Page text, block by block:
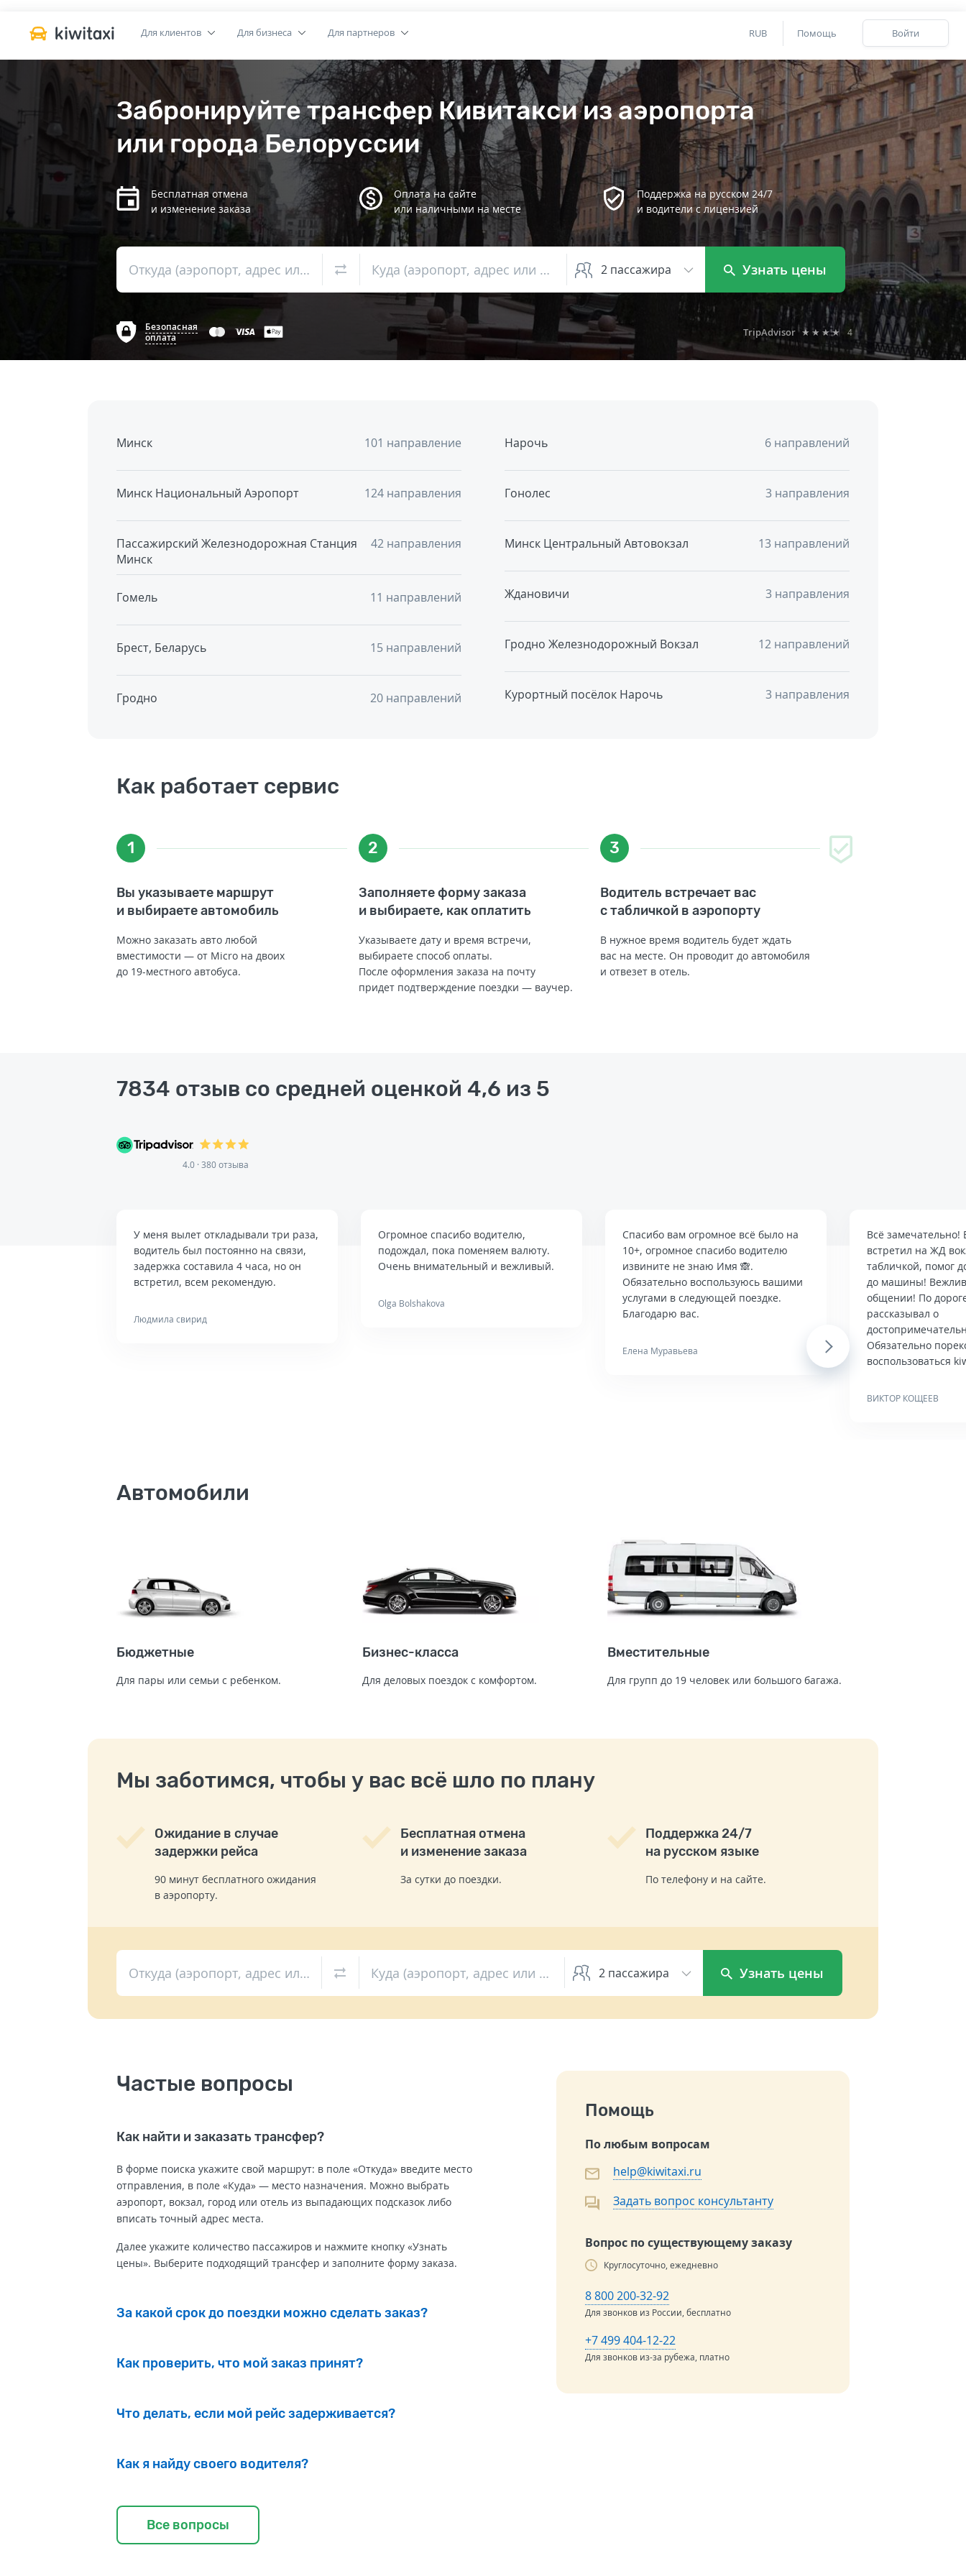
RUB Помощь Войти
Для клиентов Для бизнеса Для партнеров
Забронируйте трансфер Кивитакси из аэропорта
или города Белоруссии
Бесплатная отмена
и изменение заказа
Оплата на сайте
или наличными на месте
Поддержка на русском 24/7
и водители с лицензией
Откуда (аэропорт, адрес или вокзал) Куда (аэропорт, адрес или вокзал) 2 пассажира Узнать цены
Безопасная
оплата
TripAdvisor ★★★★ 4
Минск 101 направление
Минск Национальный Аэропорт 124 направления
Пассажирский Железнодорожная Cтанция
Минск
42 направления
Гомель 11 направлений
Брест, Беларусь 15 направлений
Гродно 20 направлений
Нарочь 6 направлений
Гонолес 3 направления
Минск Центральный Автовокзал 13 направлений
Ждановичи 3 направления
Гродно Железнодорожный Вокзал 12 направлений
Курортный посёлок Нарочь 3 направления
Как работает сервис
1
Вы указываете маршрут
и выбираете автомобиль
Можно заказать авто любой
вместимости — от Micro на двоих
до 19-местного автобуса.
2
Заполняете форму заказа
и выбираете, как оплатить
Указываете дату и время встречи,
выбираете способ оплаты.
После оформления заказа на почту
придет подтверждение поездки — ваучер.
3
Водитель встречает вас
с табличкой в аэропорту
В нужное время водитель будет ждать
вас на месте. Он проводит до автомобиля
и отвезет в отель.
7834 отзыв со средней оценкой 4,6 из 5
4.0 · 380 отзыва
У меня вылет откладывали три раза,
водитель был постоянно на связи,
задержка составила 4 часа, но он
встретил, всем рекомендую.
Людмила свирид
Огромное спасибо водителю,
подождал, пока поменяем валюту.
Очень внимательный и вежливый.
Olga Bolshakova
Спасибо вам огромное всё было на
10+, огромное спасибо водителю
извините не знаю Имя 🙈.
Обязательно воспользуюсь вашими
услугами в следующей поездке.
Благодарю вас.
Елена Муравьева
Всё замечательно!
встретил на ЖД
табличкой, помог
до машины!
общении! По
рассказывал о
Обязательно
воспользоваться
ВИКТОР КОЩЕЕВ
Next
Автомобили
Бюджетные
Для пары или семьи с ребенком.
Бизнес-класса
Для деловых поездок с комфортом.
Вместительные
Для групп до 19 человек или большого багажа.
Мы заботимся, чтобы у вас всё шло по плану
Ожидание в случае
задержки рейса
90 минут бесплатного ожидания
в аэропорту.
Бесплатная отмена
и изменение заказа
За сутки до поездки.
Поддержка 24/7
на русском языке
По телефону и на сайте.
Откуда (аэропорт, адрес или вокзал) Куда (аэропорт, адрес или вокзал) 2 пассажира Узнать цены
Частые вопросы
Как найти и заказать трансфер?
В форме поиска укажите свой маршрут: в поле «Откуда» введите место
отправления, в поле «Куда» — место назначения. Можно выбрать
аэропорт, вокзал, город или отель из выпадающих подсказок либо
вписать точный адрес места.
Далее укажите количество пассажиров и нажмите кнопку «Узнать
цены». Выберите подходящий трансфер и заполните форму заказа.
За какой срок до поездки можно сделать заказ?
Как проверить, что мой заказ принят?
Что делать, если мой рейс задерживается?
Как я найду своего водителя?
Все вопросы
Помощь
По любым вопросам
help@kiwitaxi.ru
Задать вопрос консультанту
Вопрос по существующему заказу
Круглосуточно, ежедневно
8 800 200-32-92
Для звонков из России, бесплатно
+7 499 404-12-22
Для звонков из-за рубежа, платно